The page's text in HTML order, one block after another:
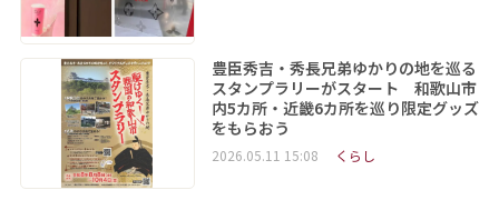
豊臣秀吉・秀長兄弟ゆかりの地を巡る
スタンプラリーがスタート 和歌山市
内5カ所・近畿6カ所を巡り限定グッズ
をもらおう
2026.05.11 15:08 くらし